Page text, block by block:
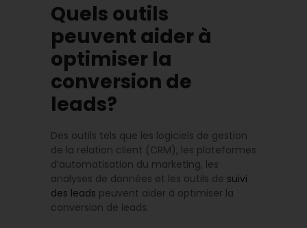
Quels outils
peuvent aider à
optimiser la
conversion de
leads?
Des outils tels que les logiciels de gestion
de la relation client (CRM), les plateformes
d’automatisation du marketing, les
analyses de données et les outils de suivi
des leads peuvent aider à optimiser la
conversion de leads.